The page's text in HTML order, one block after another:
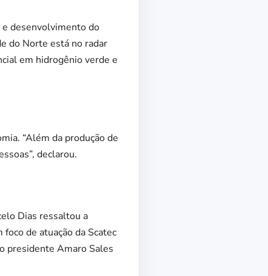
e desenvolvimento do
do Norte está no radar
em hidrogênio verde e
“Além da produção de
declarou.
Dias ressaltou a
de atuação da Scatec
presidente Amaro Sales